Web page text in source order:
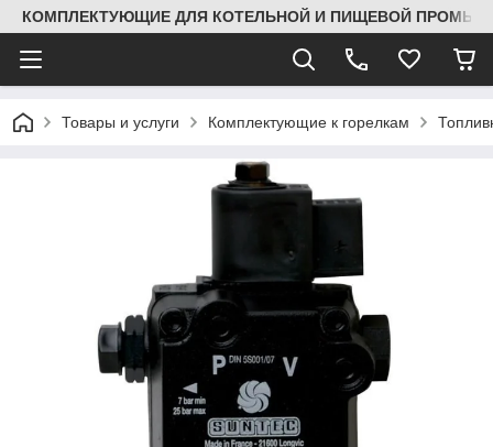
КОМПЛЕКТУЮЩИЕ ДЛЯ КОТЕЛЬНОЙ И ПИЩЕВОЙ
Товары и услуги Комплектующие к горелкам